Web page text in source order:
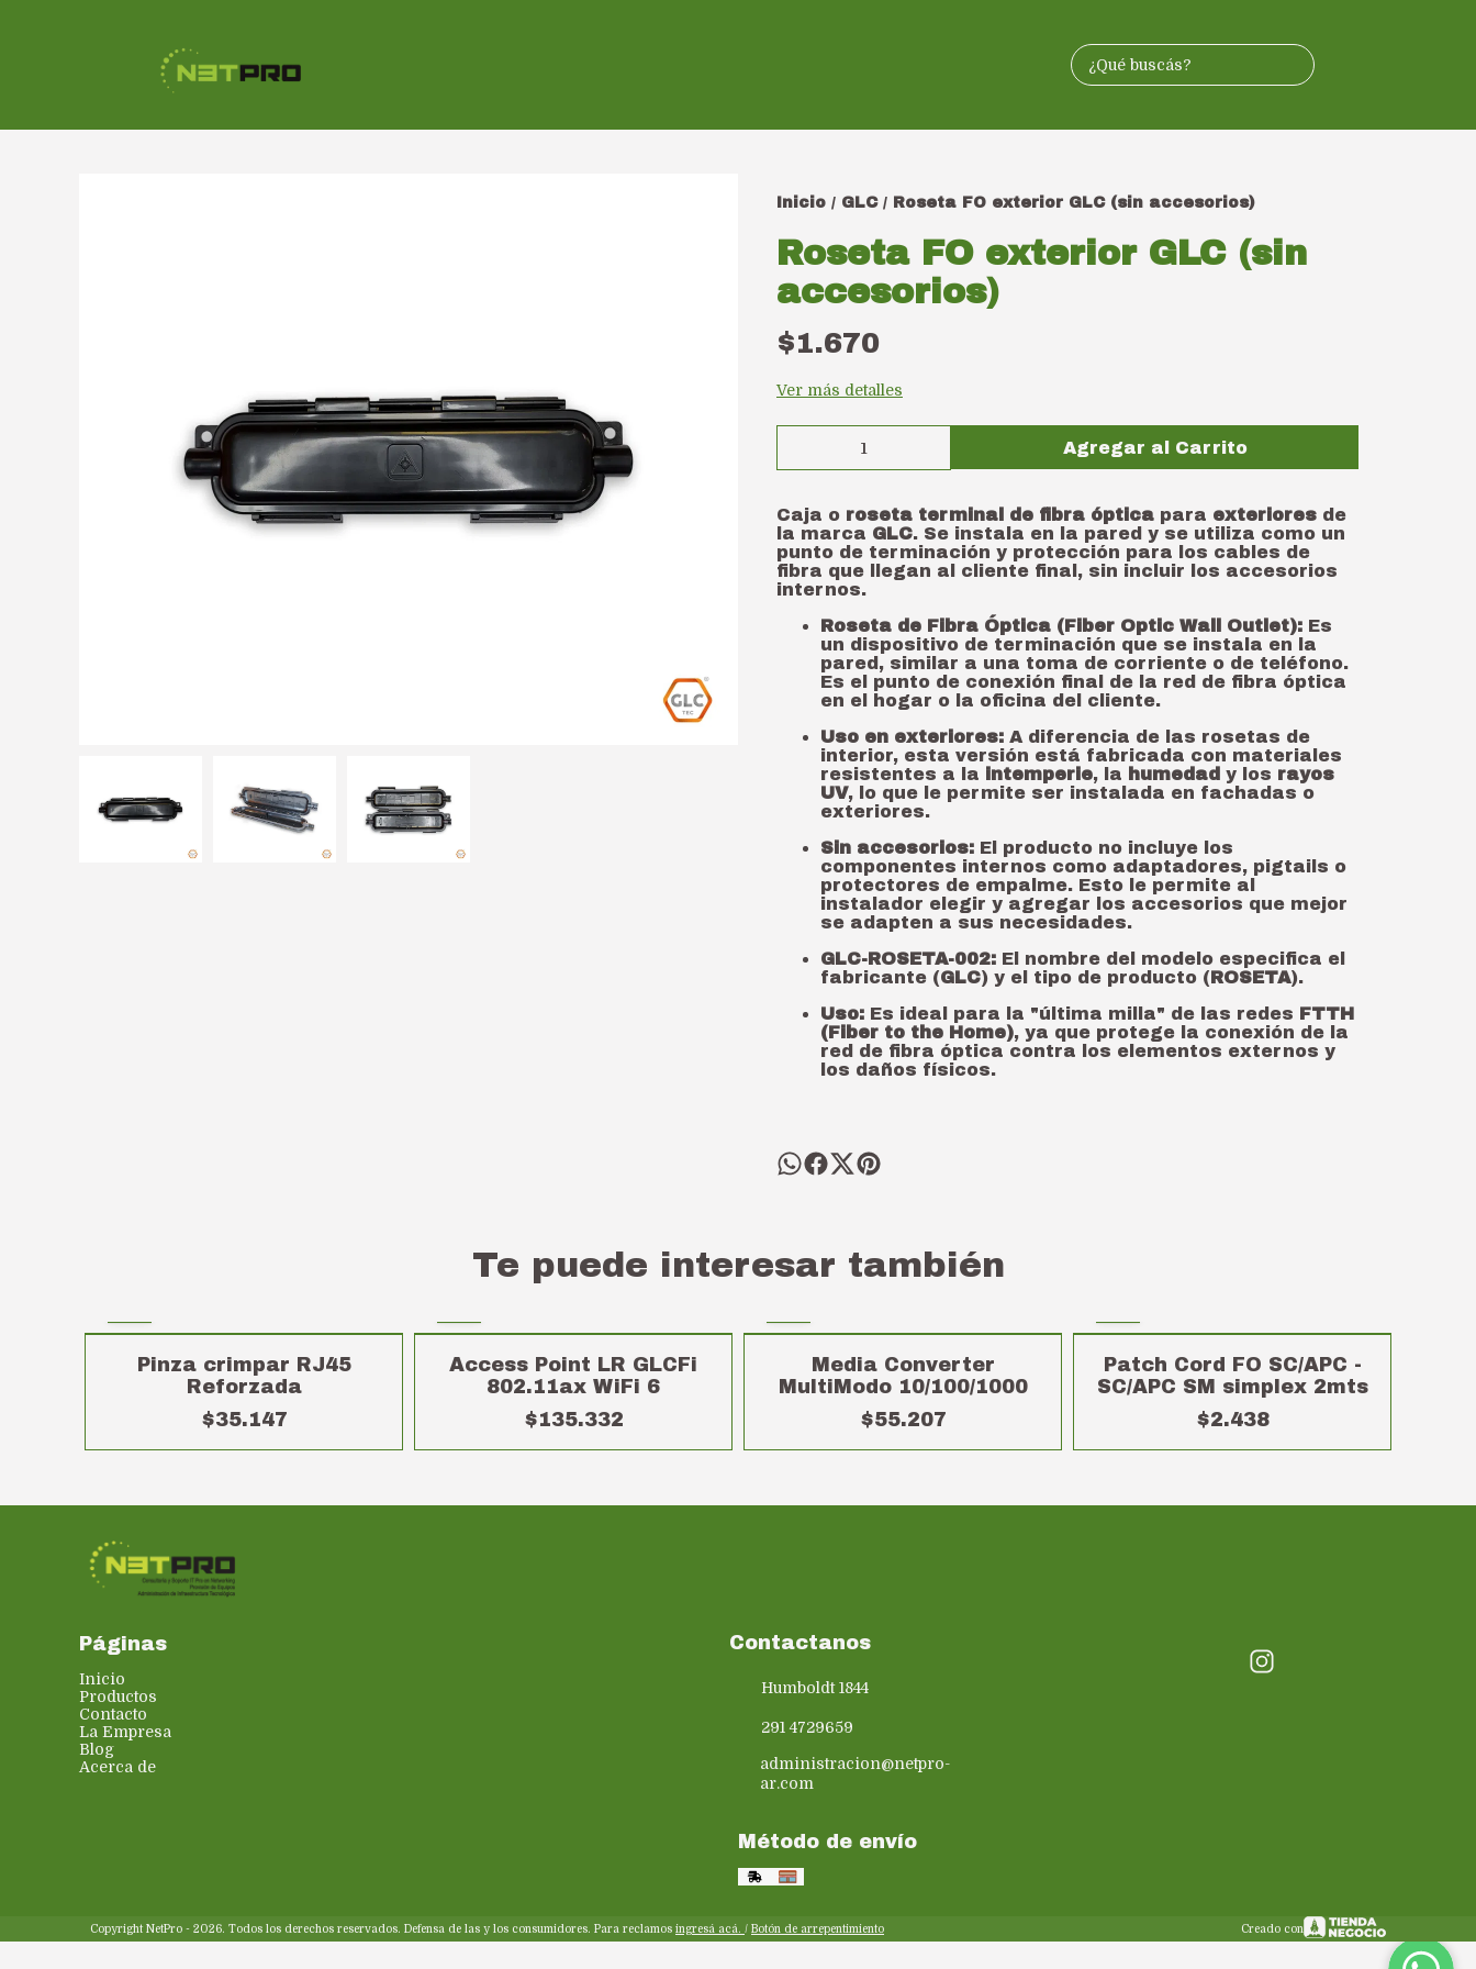
Inicio / GLC / Roseta FO exterior GLC (sin accesorios)
Roseta FO exterior GLC (sin
accesorios)
$1.670
Ver más detalles
Agregar al Carrito
Caja o roseta terminal de fibra óptica para exteriores de
la marca GLC. Se instala en la pared y se utiliza como un
punto de terminación y protección para los cables de
fibra que llegan al cliente final, sin incluir los accesorios
internos.
Roseta de Fibra Óptica (Fiber Optic Wall Outlet): Es
un dispositivo de terminación que se instala en la
pared, similar a una toma de corriente o de teléfono.
Es el punto de conexión final de la red de fibra óptica
en el hogar o la oficina del cliente.
Uso en exteriores: A diferencia de las rosetas de
interior, esta versión está fabricada con materiales
resistentes a la
intemperie, la humedad y los rayos
UV, lo que le permite ser instalada en fachadas o
exteriores.
Sin accesorios: El producto no incluye los
componentes internos como adaptadores, pigtails o
protectores de empalme. Esto le permite al
instalador elegir y agregar los accesorios que mejor
se adapten a sus necesidades.
GLC-ROSETA-002: El nombre del modelo especifica el
fabricante (GLC) y el tipo de producto (ROSETA).
Uso: Es ideal para la "última milla" de las redes FTTH
(Fiber to the Home), ya que protege la conexión de la
red de fibra óptica contra los elementos externos y
los daños físicos.
Te puede interesar también
Pinza crimpar RJ45
Reforzada
$35.147
Access Point LR GLCFi
802.11ax WiFi 6
$135.332
Media Converter
MultiModo 10/100/1000
$55.207
Patch Cord FO SC/APC -
SC/APC SM simplex 2mts
$2.438
Páginas
Inicio
Productos
Contacto
La Empresa
Blog
Acerca de
Contactanos
Humboldt 1844
291 4729659
administracion@netpro-
ar.com
Método de envío
Copyright NetPro - 2026. Todos los derechos reservados. Defensa de las y los consumidores. Para reclamos ingresá acá. / Botón de arrepentimiento Creado con